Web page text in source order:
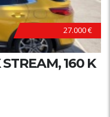
27.000 €
STREAM, 160 K